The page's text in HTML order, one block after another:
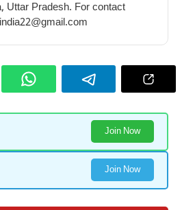
Uttar Pradesh. For contact
Join Now
Join Now